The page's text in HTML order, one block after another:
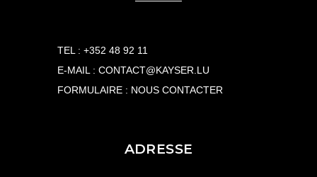
TEL :+352 48 92 11
E-MAIL :CONTACT@KAYSER.LU
FORMULAIRE : NOUS CONTACTER
ADRESSE